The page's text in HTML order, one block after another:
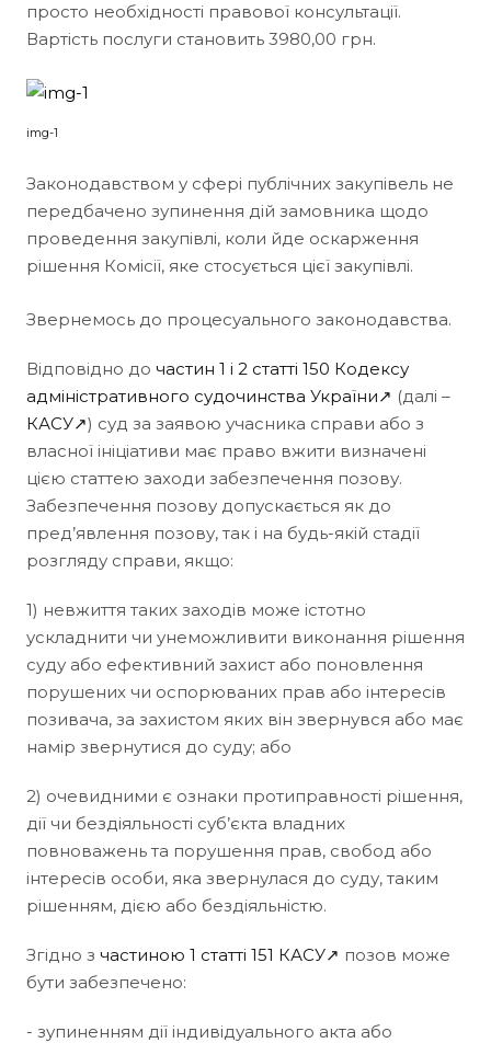
просто необхідності правової консультації.
Вартість послуги становить 3980,00 грн.
img-1
Законодавством у сфері публічних закупівель не
передбачено зупинення дій замовника щодо
проведення закупівлі, коли йде оскарження
рішення Комісії, яке стосується цієї закупівлі.
Звернемось до процесуального законодавства.
Відповідно до частин 1 і 2 статті 150 Кодексу
адміністративного судочинства України↗ (далі –
КАСУ↗) суд за заявою учасника справи або з
власної ініціативи має право вжити визначені
цією статтею заходи забезпечення позову.
Забезпечення позову допускається як до
пред’явлення позову, так і на будь-якій стадії
розгляду справи, якщо:
1) невжиття таких заходів може істотно
ускладнити чи унеможливити виконання рішення
суду або ефективний захист або поновлення
порушених чи оспорюваних прав або інтересів
позивача, за захистом яких він звернувся або має
намір звернутися до суду; або
2) очевидними є ознаки протиправності рішення,
дії чи бездіяльності суб’єкта владних
повноважень та порушення прав, свобод або
інтересів особи, яка звернулася до суду, таким
рішенням, дією або бездіяльністю.
Згідно з частиною 1 статті 151 КАСУ↗ позов може
бути забезпечено:
- зупиненням дії індивідуального акта або